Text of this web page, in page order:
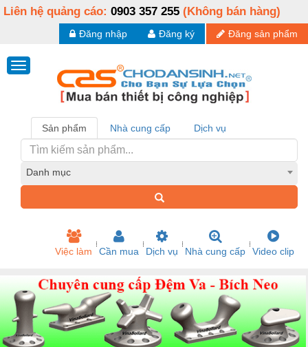
Liên hệ quảng cáo: 0903 357 255 (Không bán hàng)
Đăng sản phẩm
Đăng ký
Đăng nhập
Sản phẩm Nhà cung cấp Dịch vụ
Danh mục
Việc làm Cần mua Dịch vụ Nhà cung cấp Video clip